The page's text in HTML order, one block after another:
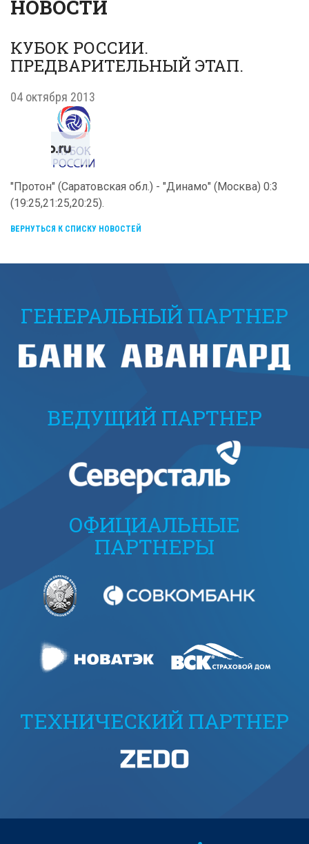
НОВОСТИ
КУБОК РОССИИ.
ПРЕДВАРИТЕЛЬНЫЙ ЭТАП.
04 октября 2013
"Протон" (Саратовская обл.) - "Динамо" (Москва) 0:3
(19:25,21:25,20:25).
ВЕРНУТЬСЯ К СПИСКУ НОВОСТЕЙ
ГЕНЕРАЛЬНЫЙ ПАРТНЕР
ВЕДУЩИЙ ПАРТНЕР
ОФИЦИАЛЬНЫЕ
ПАРТНЕРЫ
ТЕХНИЧЕСКИЙ ПАРТНЕР